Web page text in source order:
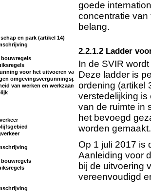
en park (artikel 14)
bouwregels
voor het uitvoeren van een werk, geen bouwwerk
omgevingsvergunningsplicht
van werken en werkzaamheden
bouwregels
goede
concentratie van
belang.
2.2.1.2 Ladder
In de SVIR
Deze ladder is
ordening (artikel
verstedelijking is
van de ruimte in
het bevoegd
worden gemaakt.
Op 1 juli 2017 is
Aanleiding voor
bij de uitvoering
vereenvoudigd